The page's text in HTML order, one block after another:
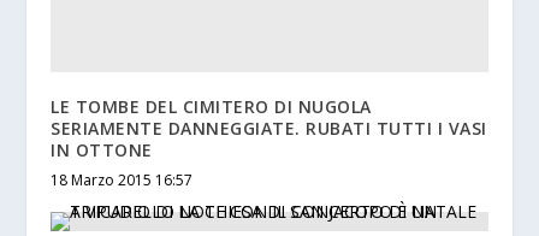
LE TOMBE DEL CIMITERO DI NUGOLA
SERIAMENTE DANNEGGIATE. RUBATI TUTTI I VASI
IN OTTONE
18 Marzo 2015 16:57